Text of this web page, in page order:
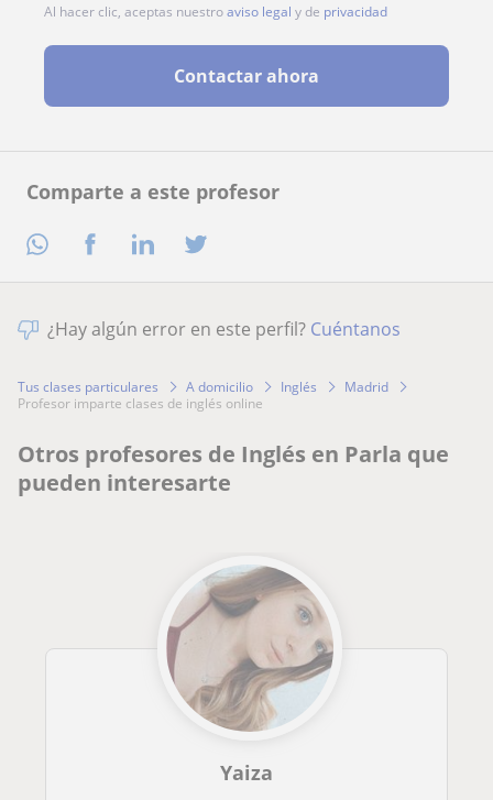
Comparte a este profesor
Al hacer clic, aceptas nuestroaviso legal y de privacidad
Contactar ahora
¿Hay algún error en este perfil? Cuéntanos
Tus clases particulares A domicilio Inglés
Madrid
profesor imparte clases de inglés online
Otros profesores de Inglés en Parla que
pueden interesarte
Yaiza